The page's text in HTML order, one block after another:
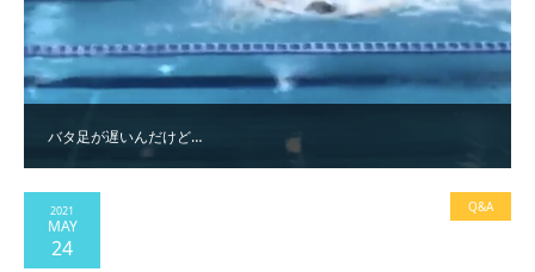
バタ足が遅いんだけど…
2021
MAY
24
Q&A